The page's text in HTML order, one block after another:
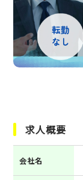
求人概要
会社名